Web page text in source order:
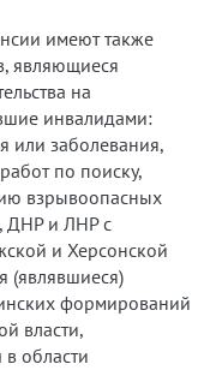
имеют также
являющиеся
на
инвалидами:
или заболевания,
по поиску,
взрывоопасных
ДНР и ЛНР с
и Херсонской
(являвшиеся)
формирований
власти,
области